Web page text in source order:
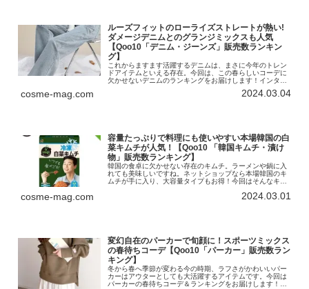
ルーズフィットのローライズストレートが熱い!
ダメージデニムとのグランジミックスも人気
【Qoo10「デニム・ジーンズ」販売数ランキン
グ】
これからますます活躍するデニムは、まさに今年のトレン
ドアイテムといえる存在。今回は、この春らしいコーデに
欠かせないデニムのランキングをお届けします！インター
cosme-mag.com 2024.03.04
容量たっぷりで料理にも使いやすい本場韓国の白
菜キムチが人気！【Qoo10 「韓国キムチ・漬け
物」販売数ランキング】
韓国の食卓に欠かせない存在のキムチ。ラーメンや鍋に入
れても美味しいですね。ネットショップなら本場韓国のキ
ムチが手に入り、大容量タイプもお得！今回はそんなキム
cosme-mag.com 2024.03.01
変幻自在のパーカーで旬顔に！スポーツミックス
の春待ちコーデ【Qoo10「パーカー」販売数ラン
キング】
冬から春へ季節が変わる今の時期、ラフさがかわいいパー
カーはアウターとしても大活躍するアイテムです。今回は
パーカーの春待ちコーデ＆ランキングをお届けします！イ